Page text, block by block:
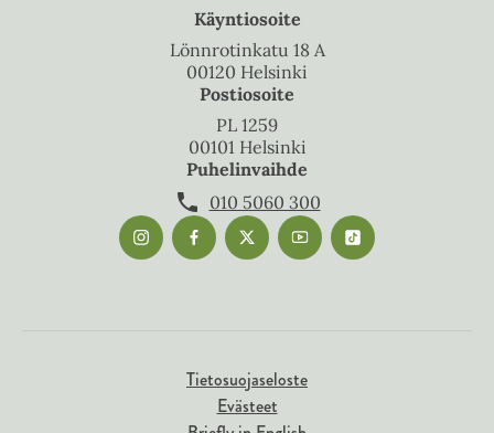
Käyntiosoite
Lönnrotinkatu 18 A
00120 Helsinki
Postiosoite
PL 1259
00101 Helsinki
Puhelinvaihde
010 5060 300
Tietosuojaseloste
Evästeet